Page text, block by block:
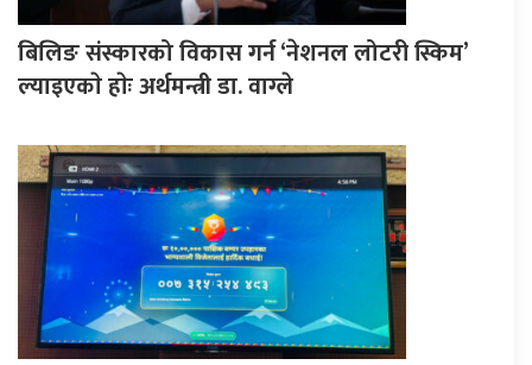
बिलिङ संस्कारको विकास गर्न ‘नेशनल लोटरी स्किम’
ल्याइएकाे हाेः अर्थमन्त्री डा. वाग्ले